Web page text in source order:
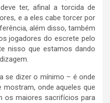
ter, afinal a torcida de
e a eles cabe torcer por
além disso, também
jogadores do escrete pelo
nisso que estamos dando
se dizer o mínimo – é onde
onde aqueles que
os maiores sacrifícios para